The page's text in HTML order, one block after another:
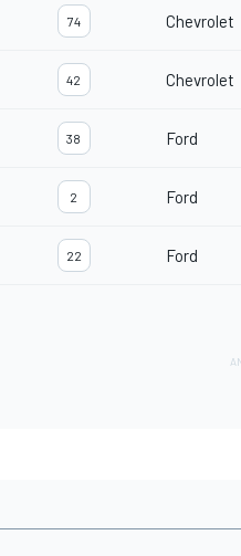
74 Chevrolet
42 Chevrolet
38 Ford
2 Ford
22 Ford